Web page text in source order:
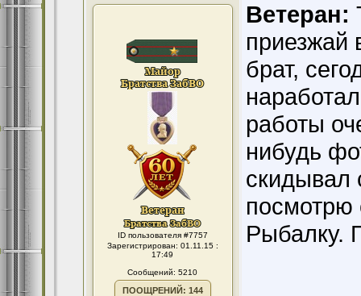
ID пользователя #7757
Зарегистрирован: 01.11.15 :
17:49
Сообщений: 5210
ПООЩРЕНИЙ: 144
Ветеран:
приезжай
брат,
работы
нибудь
скидывал
посмотрю
Рыбалку.